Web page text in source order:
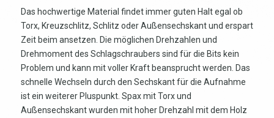
Das hochwertige Material findet immer guten Halt egal ob
Torx, Kreuzschlitz, Schlitz oder Außensechskant und erspart
Zeit beim ansetzen. Die möglichen Drehzahlen und
Drehmoment des Schlagschraubers sind für die Bits kein
Problem und kann mit voller Kraft beansprucht werden. Das
schnelle Wechseln durch den Sechskant für die Aufnahme
ist ein weiterer Pluspunkt. Spax mit Torx und
Außensechskant wurden mit hoher Drehzahl mit dem Holz